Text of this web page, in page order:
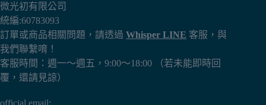
微光初有限公司
統編:60783093
訂單或商品相關問題，請透過 Whisper LINE 客服，與
我們聯繫唷！
客服時間：週一～週五，9:00～18:00 （若未能即時回
覆，還請見諒）
official email: